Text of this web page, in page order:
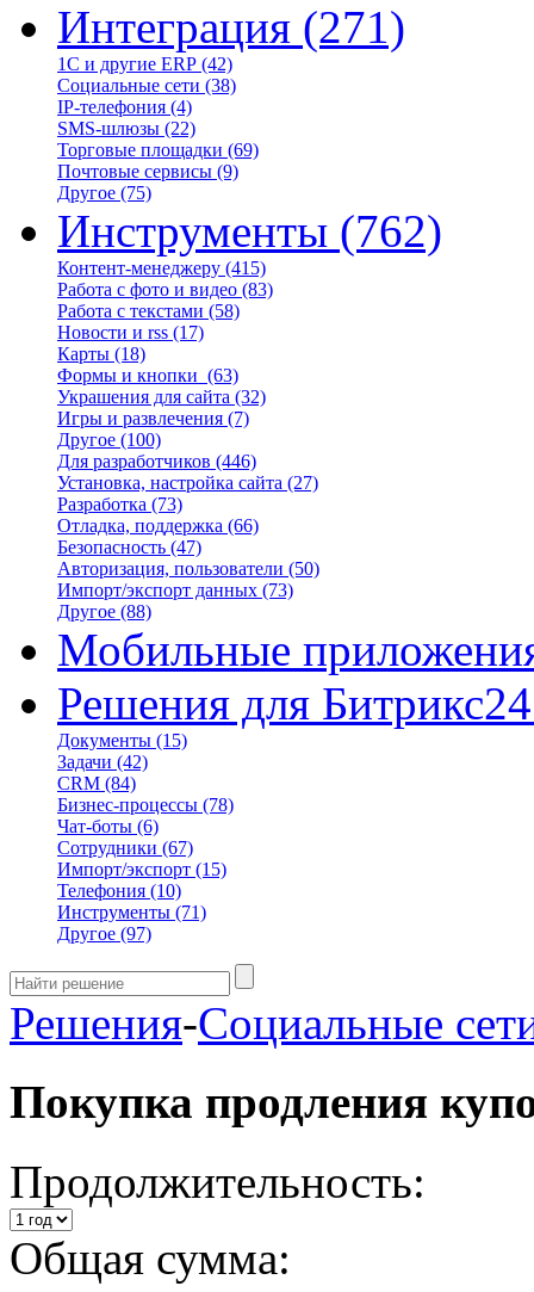
Интеграция (271)
1С и другие ERP (42)
Социальные сети (38)
IP-телефония (4)
SMS-шлюзы (22)
Торговые площадки (69)
Почтовые сервисы (9)
Другое (75)
Инструменты (762)
Контент-менеджеру (415)
Работа с фото и видео (83)
Работа с текстами (58)
Новости и rss (17)
Карты (18)
Формы и кнопки (63)
Украшения для сайта (32)
Игры и развлечения (7)
Другое (100)
Для разработчиков (446)
Установка, настройка сайта (27)
Разработка (73)
Отладка, поддержка (66)
Безопасность (47)
Авторизация, пользователи (50)
Импорт/экспорт данных (73)
Другое (88)
Мобильные
Решения для Битрикс24
Документы (15)
Задачи (42)
CRM (84)
Бизнес-процессы (78)
Чат-боты (6)
Сотрудники (67)
Импорт/экспорт (15)
Телефония (10)
Инструменты (71)
Другое (97)
Решения-Социальные
Покупка продления
Продолжительность:
Общая сумма: